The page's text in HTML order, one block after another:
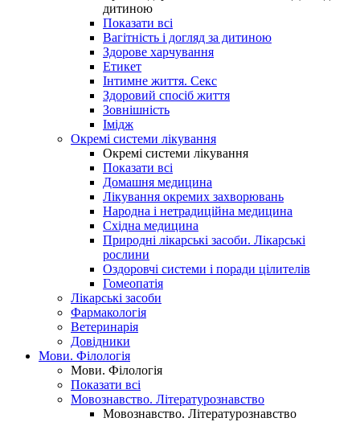
дитиною
Показати всі
Вагітність і догляд за дитиною
Здорове харчування
Етикет
Інтимне життя. Секс
Здоровий спосіб життя
Зовнішність
Імідж
Окремі системи лікування
Окремі системи лікування
Показати всі
Домашня медицина
Лікування окремих захворювань
Народна і нетрадиційна медицина
Східна медицина
Природні лікарські засоби. Лікарські
рослини
Оздоровчі системи і поради цілителів
Гомеопатія
Лікарські засоби
Фармакологія
Ветеринарія
Довідники
Мови. Філологія
Мови. Філологія
Показати всі
Мовознавство. Літературознавство
Мовознавство. Літературознавство